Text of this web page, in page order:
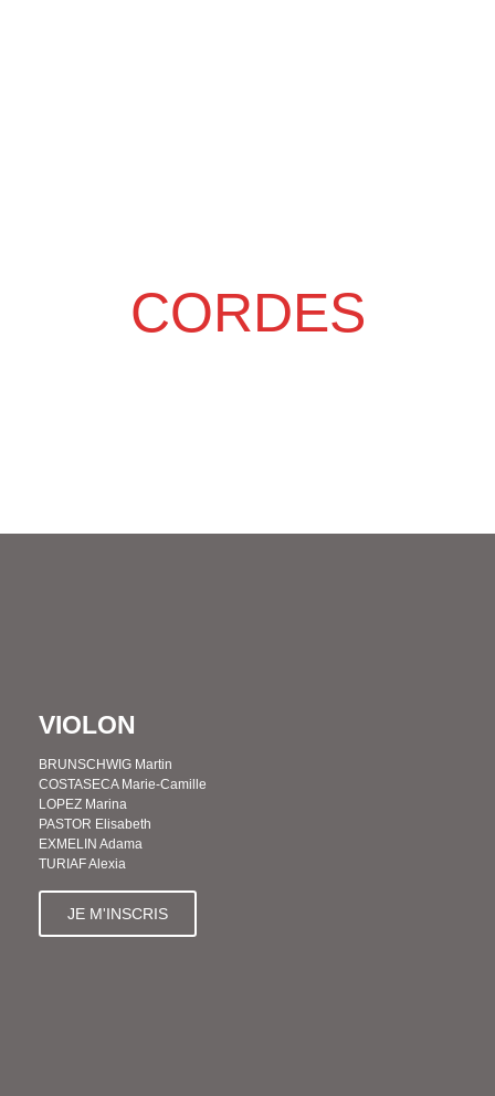
CORDES
VIOLON
BRUNSCHWIG Martin
COSTASECA Marie-Camille
LOPEZ Marina
PASTOR Elisabeth
EXMELIN Adama
TURIAF Alexia
JE M'INSCRIS